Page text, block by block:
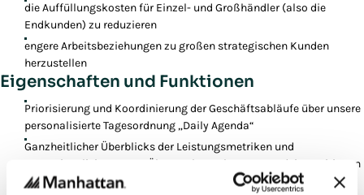
die Auffüllungskosten für Einzel- und Großhändler (also die
Endkunden) zu reduzieren
engere Arbeitsbeziehungen zu großen strategischen Kunden
herzustellen
Eigenschaften und Funktionen
Priorisierung und Koordinierung der Geschäftsabläufe über unsere
personalisierte Tagesordnung „Daily Agenda“
Ganzheitlicher Überblicks der Leistungsmetriken und
Datenvisualisierung zur Überwachung Ihrer Bestandsinvestitionen
Personalisierung Ihrer Lagerauffüllung